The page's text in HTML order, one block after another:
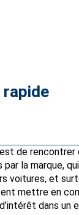
de rencontrer
par la marque, qui
voitures, et
mettre en
dans un